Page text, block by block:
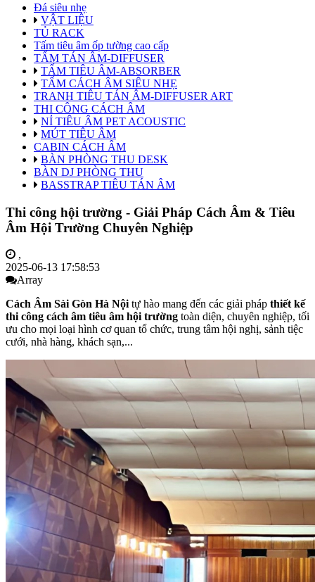
Đá siêu nhẹ
VẬT LIỆU
TỦ RACK
Tấm tiêu âm ốp tường cao cấp
TẤM TÁN ÂM-DIFFUSER
TẤM TIÊU ÂM-ABSORBER
TẤM CÁCH ÂM SIÊU NHẸ
TRANH TIÊU TÁN ÂM-DIFFUSER ART
THI CÔNG CÁCH ÂM
NỈ TIÊU ÂM PET ACOUSTIC
MÚT TIÊU ÂM
CABIN CÁCH ÂM
BÀN PHÒNG THU DESK
BÀN DJ PHÒNG THU
BASSTRAP TIÊU TÁN ÂM
Thi công hội trường - Giải Pháp Cách Âm & Tiêu
Âm Hội Trường Chuyên Nghiệp
,
2025-06-13 17:58:53
Array
Cách Âm Sài Gòn Hà Nội tự hào mang đến các giải pháp thiết kế
thi công cách âm tiêu âm hội trường toàn diện, chuyên nghiệp, tối
ưu cho mọi loại hình cơ quan tổ chức, trung tâm hội nghị, sảnh tiệc
cưới, nhà hàng, khách sạn,...